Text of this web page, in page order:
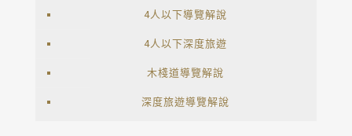
4人以下導覽解說
4人以下深度旅遊
木棧道導覽解說
深度旅遊導覽解說